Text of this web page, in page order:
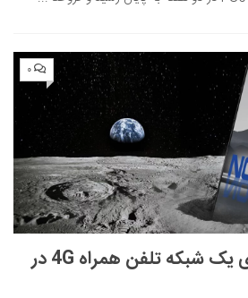
۰
ناسا در حال راه‌اندازی یک شبکه تلفن همراه 4G در